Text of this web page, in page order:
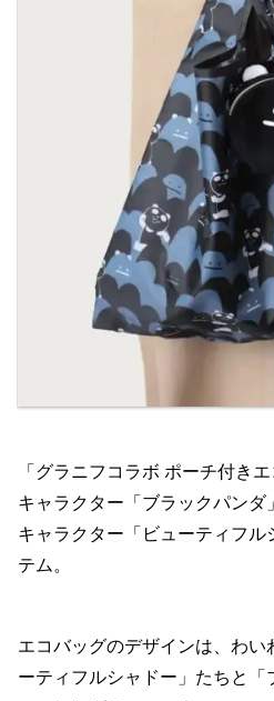
「グラニフコラボ ポーチ付き
キャラクター「ブラックパン
キャラクター「ビューティフル
テム。
エコバッグのデザインは、わい
ーティフルシャドー」たちと